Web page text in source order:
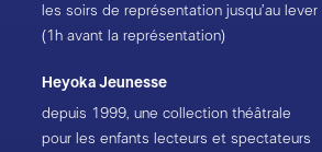
les soirs de représentation jusqu’au
(1h avant la représentation)
Heyoka Jeunesse
depuis 1999, une collection théâtrale
pour les enfants lecteurs et spectateurs